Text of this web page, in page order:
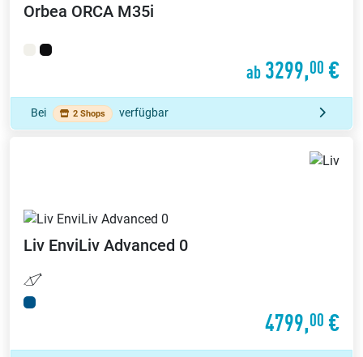
Orbea ORCA M35i
ab 3299,00 €
Bei 2 Shops verfügbar
Liv EnviLiv Advanced 0
4799,00 €